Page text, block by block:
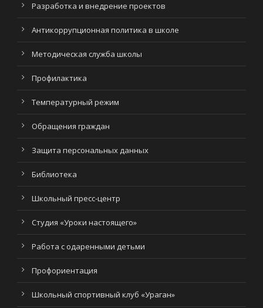
Разработка и внедрение проектов
Антикоррупционная политика в школе
Методическая служба школы
Профилактика
Температурный режим
Обращения граждан
Защита персональных данных
Библиотека
Школьный пресс-центр
Студия «Уроки настоящего»
Работа с одаренными детьми
Профориентация
Школьный спортивный клуб «Ураган»